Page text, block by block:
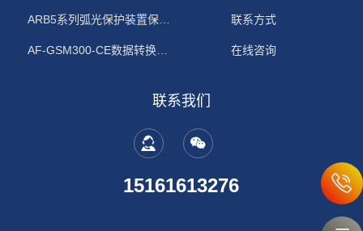
ARB5系列弧光保护装置保护功能原理
AF-GSM300-CE数据转换模块
联系方式
在线咨询
联系我们
15161613276